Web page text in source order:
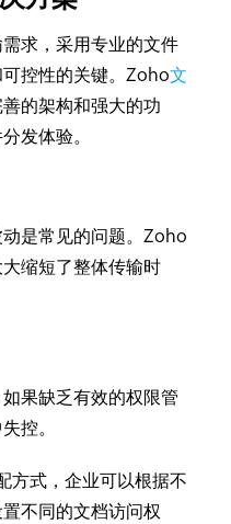
求，采用专业的文件
控性的关键。Zoho文
的架构和强大的功
发体验。
是常见的问题。Zoho
缩短了整体传输时
果缺乏有效的权限管
控。
方式，企业可以根据不
不同的文档访问权